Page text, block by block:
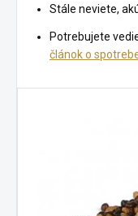
Stále neviete,
Potrebujete
článok o